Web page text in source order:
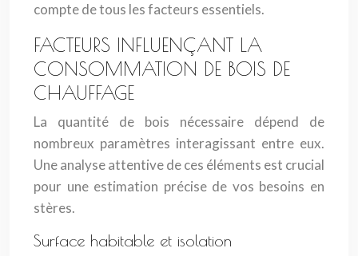
compte de tous les facteurs essentiels.
FACTEURS INFLUENÇANT LA
CONSOMMATION DE BOIS DE
CHAUFFAGE
La quantité de bois nécessaire dépend de
nombreux paramètres interagissant entre eux.
Une analyse attentive de ces éléments est crucial
pour une estimation précise de vos besoins en
stères.
Surface habitable et isolation